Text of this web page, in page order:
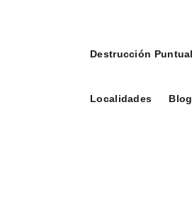
Destrucción Puntual
Localidades Blog